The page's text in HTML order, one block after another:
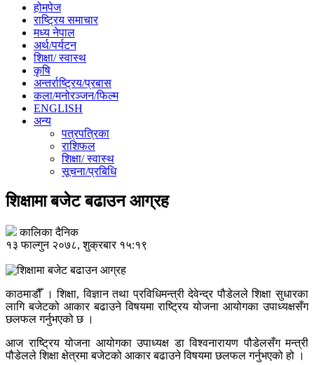
होमपेज
राष्ट्रिय समाचार
मध्य नेपाल
अर्थ/पर्यटन
शिक्षा/ स्वास्थ
कृषि
अन्तर्राष्ट्रिय/प्रबास
कला/मनोरञ्जन/फिल्म
ENGLISH
अन्य
पत्रपत्रिका
राशिफल
शिक्षा/ स्वास्थ
सूचना/प्रबिधि
शिक्षामा बजेट बढाउन आग्रह
कालिका दैनिक
१३ फाल्गुन २०७८, शुक्रबार १५:१९
काठमाडौँ । शिक्षा, विज्ञान तथा प्रविधिमन्त्री देवेन्द्र पौडेलले शिक्षा सुधारका
लागि बजेटको आकार बढाउने विषयमा राष्ट्रिय योजना आयोगका उपाध्यक्षसँग
छलफल गर्नुभएको छ ।
आज राष्ट्रिय योजना आयोगका उपाध्यक्ष डा विश्वनारायण पौडेलसँग मन्त्री
पौडेलले शिक्षा क्षेत्रमा बजेटको आकार बढाउने विषयमा छलफल गर्नुभएको हो ।